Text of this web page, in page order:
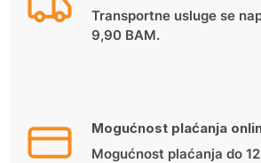
Transportne usluge se
9,90 BAM.
Mogućnost plaćanja
Mogućnost plaćanja do